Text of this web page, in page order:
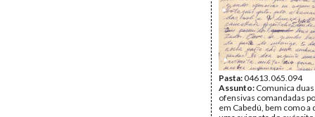
Pasta:04613.065.094
Assunto: Comunica
ofensivas comandadas
em Cabedú, bem como a